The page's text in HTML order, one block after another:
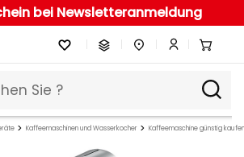
bei Newsletteranmeldung
Kaffeemaschinen und Wasserkocher Kaffeemaschine günstig kaufen